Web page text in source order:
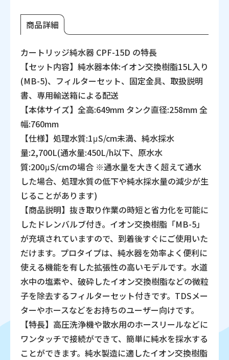
商品詳細
カートリッジ純水器 CPF-15D の特長
【セット内容】純水器本体:イオン交換樹脂15L入り
(MB-5)、フィルターセット、固定金具、取扱説明
書、専用輸送箱による配送
【本体サイズ】全高:649mm タンク直径:258mm 全
幅:760mm
【仕様】処理水質:1μS/cm未満、純水採水
量:2,700L(通水量:450L/h以下、原水水
質:200μS/cmの場合 ※通水量を大きく超えて通水
した場合、処理水質の低下や純水採水量の減少が生
じることがあります)
【商品説明】抜き取り作業の時短と省力化を可能に
したドレンバルブ付き。イオン交換樹脂「MB-5」
が充填されていますので、到着後すぐにご使用いた
だけます。プロタイプは、純水器を効率よく便利に
使える機能を有した拡張性の高いモデルです。水道
水中の塩素や、破砕したイオン交換樹脂などの微粒
子を除去するフィルターセット付きです。TDSメー
ターやホースなどをお持ちのユーザー向けです。
【特長】高圧洗浄機や散水用のホースリールなどに
ワンタッチで接続ができて、簡単に純水を採水する
ことができます。純水製造に適したイオン交換樹脂